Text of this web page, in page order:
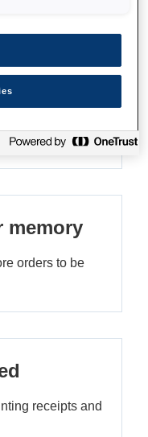
memory
orders to be
receipts and